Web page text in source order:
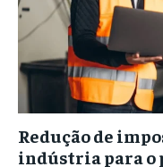
Redução de
indústria para o